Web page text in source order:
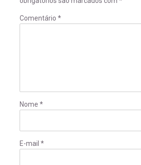
Comentário *
Nome *
E-mail *